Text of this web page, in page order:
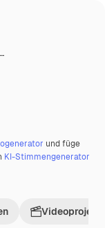
und füge
KI-Stimmengenerator
Videoprojekt